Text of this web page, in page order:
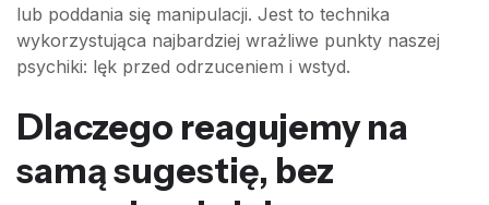
lub poddania się manipulacji. Jest to technika
wykorzystująca najbardziej wrażliwe punkty naszej
psychiki: lęk przed odrzuceniem i wstyd.
Dlaczego reagujemy na
samą sugestię, bez